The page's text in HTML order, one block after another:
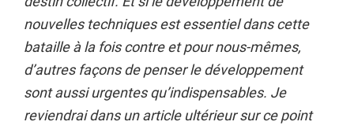
nouvelles techniques est essentiel dans cette
bataille à la fois contre et pour nous-mêmes,
d’autres façons de penser le développement
sont aussi urgentes qu’indispensables. Je
reviendrai dans un article ultérieur sur ce point